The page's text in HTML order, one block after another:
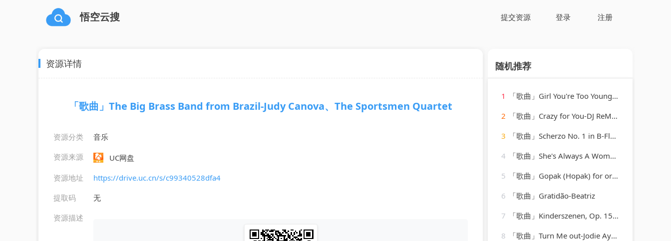
悟空云搜 提交资源 登录 注册
资源详情
「歌曲」The Big Brass Band from Brazil-Judy Canova、The Sportsmen Quartet
资源分类
音乐
资源来源
UC网盘
资源地址
https://drive.uc.cn/s/c99340528dfa4
提取码
无
资源描述
随机推荐
1
「歌曲」Girl You're Too Young-len barry
2
「歌曲」Crazy for You-DJ ReMix Factory
3
「歌曲」Scherzo No. 1 in B-Flat Major (Posthumous) D.593-Paul de Conne、Peter Phillips
4
「歌曲」She's Always A Woman-Ameritz - Karaoke_20260807_141559
5
「歌曲」Gopak (Hopak) for orchestra, transcribed by Liadov
6
「歌曲」Gratidão-Beatriz
7
「歌曲」Kinderszenen, Op. 15 XI. Fürchtenmachen-Brigitte Engerer
8
「歌曲」Turn Me out-Jodie Aysha、BVRZZ